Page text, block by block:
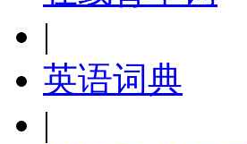
|
英语词典
|